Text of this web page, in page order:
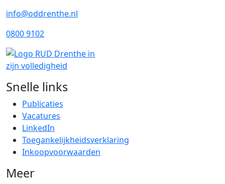
info@oddrenthe.nl
0800 9102
Snelle links
Publicaties
Vacatures
LinkedIn
Toegankelijkheidsverklaring
Inkoopvoorwaarden
Meer